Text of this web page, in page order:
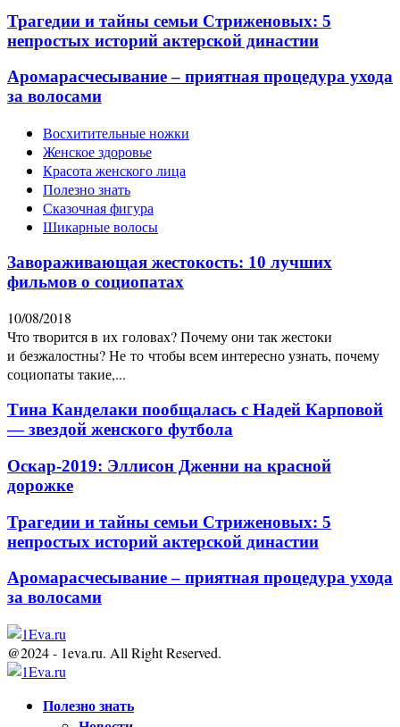
Трагедии и тайны семьи Стриженовых: 5
непростых историй актерской династии
Аромарасчесывание – приятная процедура ухода
за волосами
Восхитительные ножки
Женское здоровье
Красота женского лица
Полезно знать
Сказочная фигура
Шикарные волосы
Завораживающая жестокость: 10 лучших
фильмов о социопатах
10/08/2018
Что творится в их головах? Почему они так жестоки
и безжалостны? Не то чтобы всем интересно узнать, почему
социопаты такие,...
Тина Канделаки пообщалась с Надей Карповой
— звездой женского футбола
Оскар-2019: Эллисон Дженни на красной
дорожке
Трагедии и тайны семьи Стриженовых: 5
непростых историй актерской династии
Аромарасчесывание – приятная процедура ухода
за волосами
@2024 - 1eva.ru. All Right Reserved.
Полезно знать